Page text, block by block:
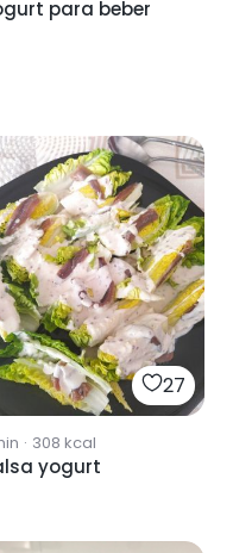
para beber
27
· 308 kcal
yogurt